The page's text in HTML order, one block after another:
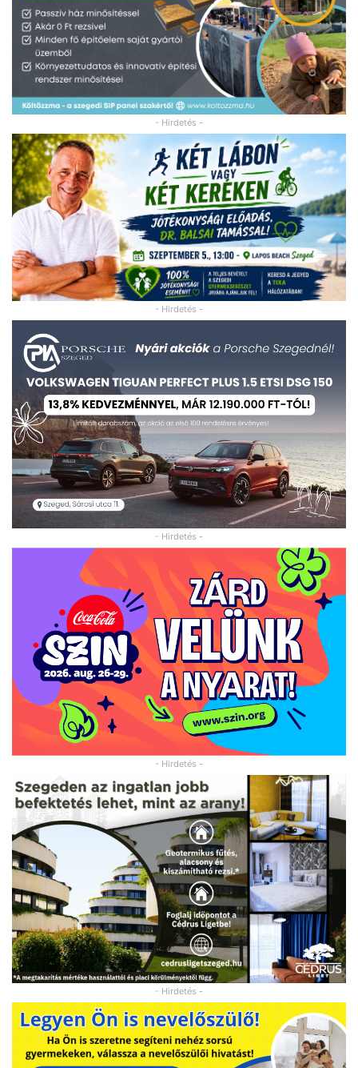
- Hirdetés -
- Hirdetés -
- Hirdetés -
- Hirdetés -
- Hirdetés -